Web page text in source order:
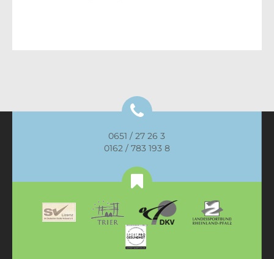
0651 / 27 26 3
0162 / 783 193 8